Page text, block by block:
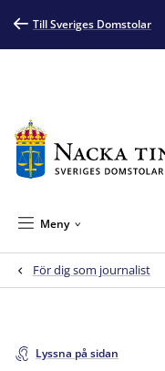
Till Sveriges Domstolar
Meny
För dig som journalist
Lyssna på sidan